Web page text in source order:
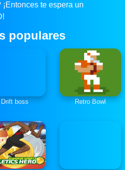
te espera un
populares
Drift boss Retro Bowl